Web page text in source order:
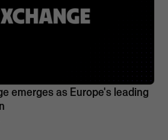
emerges as Europe's leading